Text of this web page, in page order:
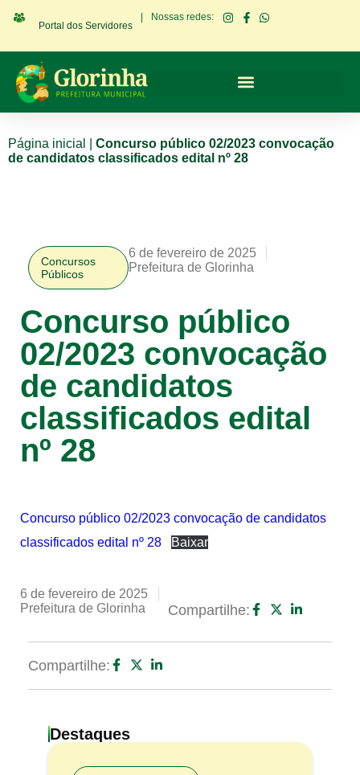
Portal dos Servidores
Nossas redes:
Página inicial
Concurso público 02/2023 convocação
de candidatos classificados edital nº 28
Concursos
Públicos
6 de fevereiro de 2025
Prefeitura de Glorinha
Concurso público
02/2023 convocação
de candidatos
classificados edital
nº 28
Concurso público 02/2023 convocação de candidatos
classificados edital nº 28
Baixar
6 de fevereiro de 2025
Prefeitura de Glorinha
Compartilhe:
Compartilhe:
Destaques